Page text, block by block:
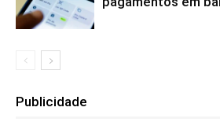
Publicidade